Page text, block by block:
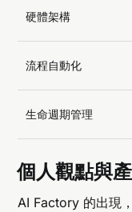
硬體架構
流程自動化
生命週期管理
個人觀點與
AI Factory 的出現